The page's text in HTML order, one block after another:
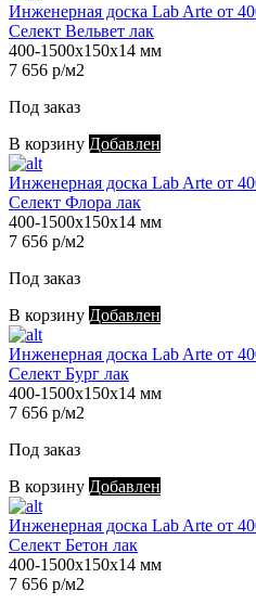
Инженерная доска Lab Arte от
Селект Вельвет лак
400-1500х150х14 мм
7 656 р/м2
Под заказ
В корзину Добавлен
Инженерная доска Lab Arte от
Селект Флора лак
400-1500х150х14 мм
7 656 р/м2
Под заказ
В корзину Добавлен
Инженерная доска Lab Arte от
Селект Бург лак
400-1500х150х14 мм
7 656 р/м2
Под заказ
В корзину Добавлен
Инженерная доска Lab Arte от
Селект Бетон лак
400-1500х150х14 мм
7 656 р/м2